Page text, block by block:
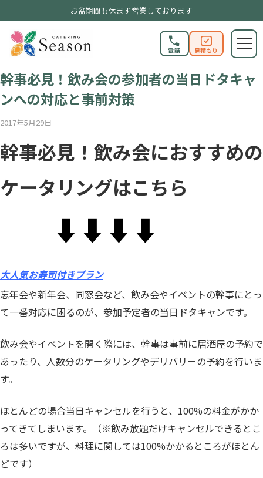
お盆期間も休まず営業しております
電話 見積もり
SEASONブログ
幹事必見！飲み会の参加者の当日ドタキャ
ンへの対応と事前対策
2017年5月29日
幹事必見！飲み会におすすめの
ケータリングはこちら
⬇︎⬇︎⬇︎⬇︎
大人気お寿司付きプラン
忘年会や新年会、同窓会など、飲み会やイベントの幹事にとっ
て一番対応に困るのが、参加予定者の当日ドタキャンです。
飲み会やイベントを開く際には、幹事は事前に居酒屋の予約で
あったり、人数分のケータリングやデリバリーの予約を行いま
す。
ほとんどの場合当日キャンセルを行うと、100%の料金がかか
ってきてしまいます。（※飲み放題だけキャンセルできるとこ
ろは多いですが、料理に関しては100%かかるところがほとん
どです）